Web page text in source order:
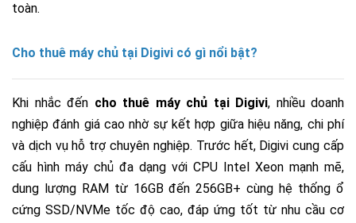
toàn.
Cho thuê máy chủ tại Digivi có gì nổi bật?
Khi nhắc đến cho thuê máy chủ tại Digivi, nhiều doanh
nghiệp đánh giá cao nhờ sự kết hợp giữa hiệu năng, chi phí
và dịch vụ hỗ trợ chuyên nghiệp. Trước hết, Digivi cung cấp
cấu hình máy chủ đa dạng với CPU Intel Xeon mạnh mẽ,
dung lượng RAM từ 16GB đến 256GB+ cùng hệ thống ổ
cứng SSD/NVMe tốc độ cao, đáp ứng tốt từ nhu cầu cơ